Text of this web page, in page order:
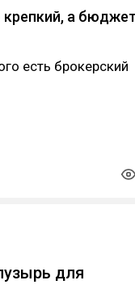
крепкий, а
есть брокерский
для